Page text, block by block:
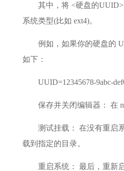
其中，将 <硬盘的
系统类型(比如 ext4)。
例如，如果你的硬盘的
如下：
UUID=12345678-9abc-
保存并关闭编辑器： 在
测试挂载： 在没有重启
载到指定的目录。
重启系统： 最后，重新